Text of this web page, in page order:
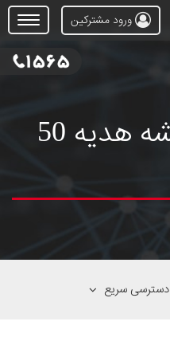
Open
Menu
ورود مشترکین
توضیحات فشفشه هدیه 50
دسترسی سریع